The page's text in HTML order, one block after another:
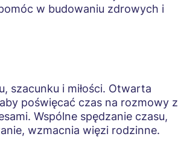
w budowaniu zdrowych i
szacunku i miłości. Otwarta
poświęcać czas na rozmowy z
Wspólne spędzanie czasu,
wzmacnia więzi rodzinne.